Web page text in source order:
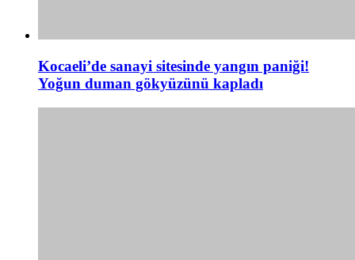
Kocaeli’de sanayi sitesinde yangın paniği!
Yoğun duman gökyüzünü kapladı